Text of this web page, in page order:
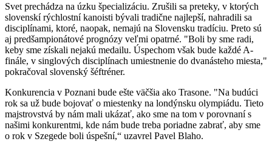
Svet prechádza na úzku špecializáciu. Zrušili sa preteky, v ktorých
slovenskí rýchlostní kanoisti bývali tradične najlepší, nahradili sa
disciplínami, ktoré, naopak, nemajú na Slovensku tradíciu. Preto sú
aj predšampionátové prognózy veľmi opatrné. "Boli by sme radi,
keby sme získali nejakú medailu. Úspechom však bude každé A-
finále, v singlových disciplínach umiestnenie do dvanásteho miesta,"
pokračoval slovenský šéftréner.
Konkurencia v Poznani bude ešte väčšia ako Trasone. "Na budúci
rok sa už bude bojovať o miestenky na londýnsku olympiádu. Tieto
majstrovstvá by nám mali ukázať, ako sme na tom v porovnaní s
našimi konkurentmi, kde nám bude treba poriadne zabrať, aby sme
o rok v Szegede boli úspešní,“ uzavrel Pavel Blaho.